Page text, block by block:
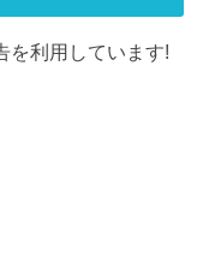
を利用しています!